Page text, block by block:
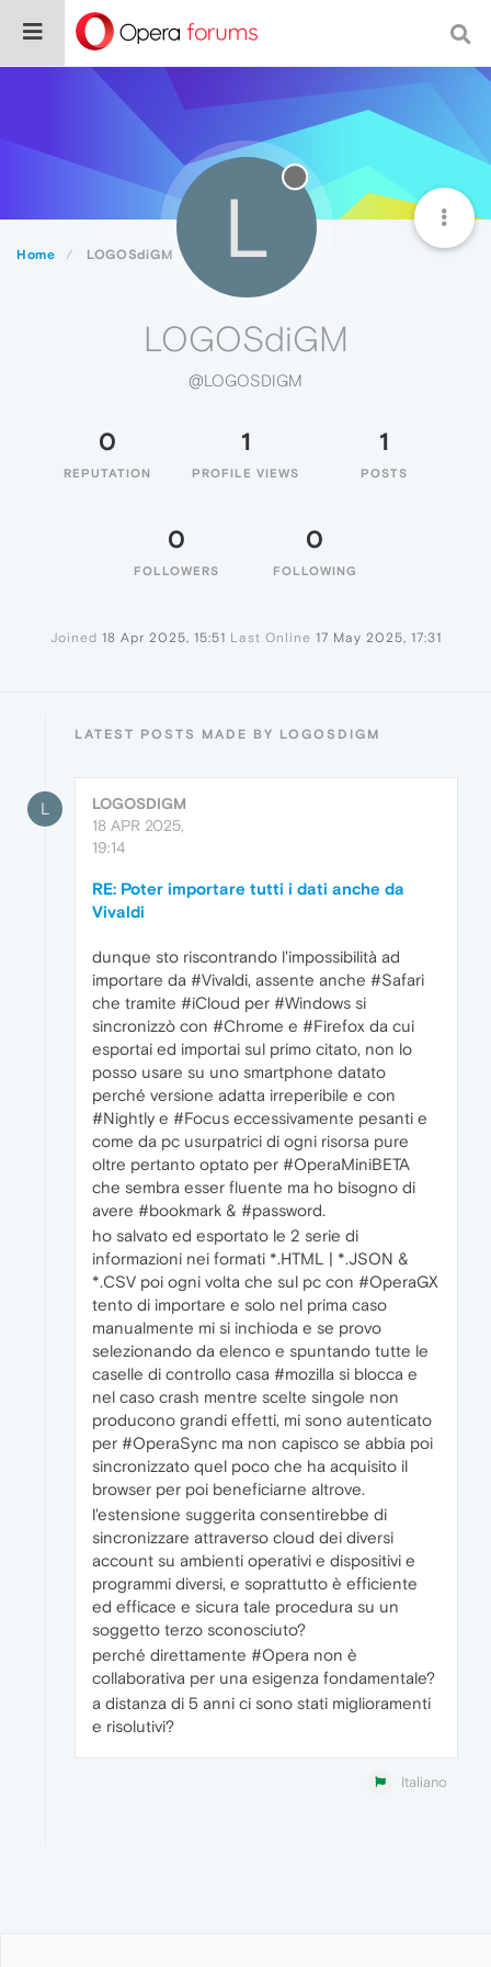
Home LOGOSdiGM L
LOGOSdiGM
@LOGOSDIGM
0
REPUTATION
1
PROFILE VIEWS
1
POSTS
0
FOLLOWERS
0
FOLLOWING
Joined 18 Apr 2025, 15:51 Last Online 17 May 2025, 17:31
LATEST POSTS MADE BY LOGOSDIGM
L
LOGOSDIGM
18 APR 2025,
19:14
RE: Poter importare tutti i dati anche da
Vivaldi
dunque sto riscontrando l'impossibilità ad
importare da #Vivaldi, assente anche #Safari
che tramite #iCloud per #Windows si
sincronizzò con #Chrome e #Firefox da cui
esportai ed importai sul primo citato, non lo
posso usare su uno smartphone datato
perché versione adatta irreperibile e con
#Nightly e #Focus eccessivamente pesanti e
come da pc usurpatrici di ogni risorsa pure
oltre pertanto optato per #OperaMiniBETA
che sembra esser fluente ma ho bisogno di
avere #bookmark & #password.
ho salvato ed esportato le 2 serie di
informazioni nei formati *.HTML | *.JSON &
*.CSV poi ogni volta che sul pc con #OperaGX
tento di importare e solo nel prima caso
manualmente mi si inchioda e se provo
selezionando da elenco e spuntando tutte le
caselle di controllo casa #mozilla si blocca e
nel caso crash mentre scelte singole non
producono grandi effetti, mi sono autenticato
per #OperaSync ma non capisco se abbia poi
sincronizzato quel poco che ha acquisito il
browser per poi beneficiarne altrove.
l'estensione suggerita consentirebbe di
sincronizzare attraverso cloud dei diversi
account su ambienti operativi e dispositivi e
programmi diversi, e soprattutto è efficiente
ed efficace e sicura tale procedura su un
soggetto terzo sconosciuto?
perché direttamente #Opera non è
collaborativa per una esigenza fondamentale?
a distanza di 5 anni ci sono stati miglioramenti
e risolutivi?
Italiano